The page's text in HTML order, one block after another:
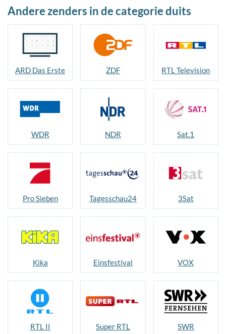
Andere zenders in de categorie duits
ARD Das Erste ZDF RTL Television
WDR NDR Sat.1
Pro Sieben Tagesschau24 3Sat
Kika Einsfestival VOX
RTL II Super RTL SWR